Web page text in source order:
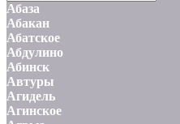
Абаза
Абакан
Абатское
Абдулино
Абинск
Автуры
Агидель
Агинское